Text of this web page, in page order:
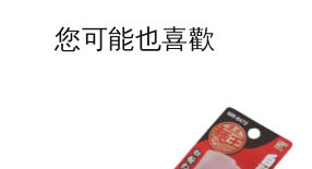
您可能也喜歡